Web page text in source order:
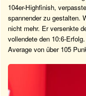
104er-Highfinish,
spannender zu gestalten.
nicht mehr. Er versenkte
vollendete den 10:6-
Average von über 105